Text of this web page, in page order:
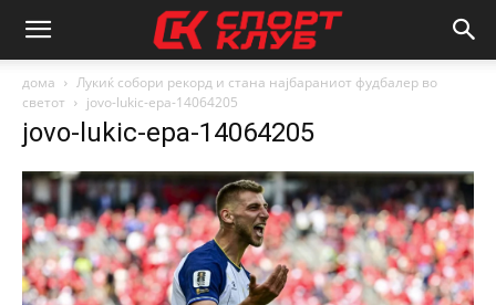
дома
Лукиќ собори рекорд и стана најбараниот фудбалер во
светот
jovo-lukic-epa-14064205
jovo-lukic-epa-14064205